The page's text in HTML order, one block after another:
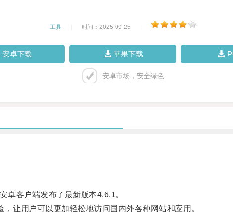
工具 时间：2025-09-25
安卓下载 苹果下载
安卓市场，安全绿色
客户端发布了最新版本4.6.1。
用户可以更加轻松地访问国内外各种网站和应用。